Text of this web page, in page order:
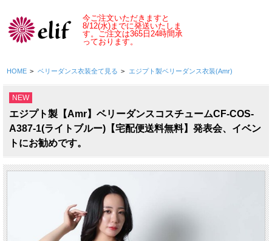
今ご注文いただきますと
8/12(水)までに発送いたしま
す。 ご注文は365日24時間承
っております。
HOME > ベリーダンス衣装全て見る > エジプト製ベリーダンス衣装(Amr)
NEW
エジプト製【Amr】ベリーダンスコスチュームCF-COS-
A387-1(ライトブルー)【宅配便送料無料】発表会、イベン
トにお勧めです。